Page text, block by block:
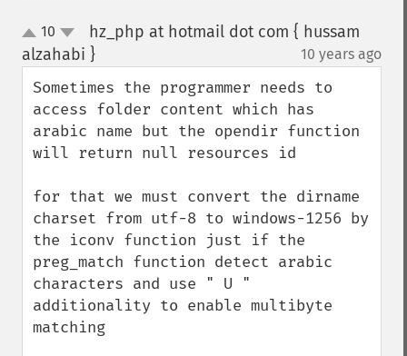
up
down
10
hz_php at hotmail dot com { hussam
alzahabi }
10 years ago
Sometimes the programmer needs to
access folder content which has
arabic name but the opendir function
will return null resources id
for that we must convert the dirname
charset from utf-8 to windows-1256 by
the iconv function just if the
preg_match function detect arabic
characters and use " U "
additionality to enable multibyte
matching